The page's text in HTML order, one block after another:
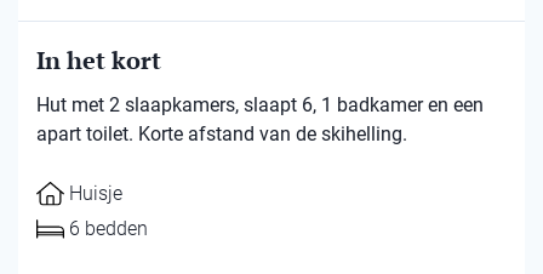
In het kort
Hut met 2 slaapkamers, slaapt 6, 1 badkamer en een
apart toilet. Korte afstand van de skihelling.
Huisje
6 bedden